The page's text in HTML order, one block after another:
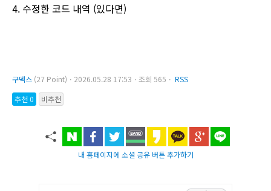
4. 수정한 코드 내역 (있다면)
구덱스 (27 Point)ㆍ2026.05.28 17:53ㆍ조회 565ㆍ RSS
추천 0
비추천
내 홈페이지에 소셜 공유 버튼 추가하기